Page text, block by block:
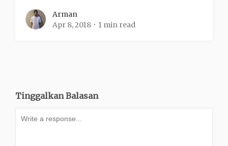
Arman
Apr 8, 2018
1 min read
Tinggalkan Balasan